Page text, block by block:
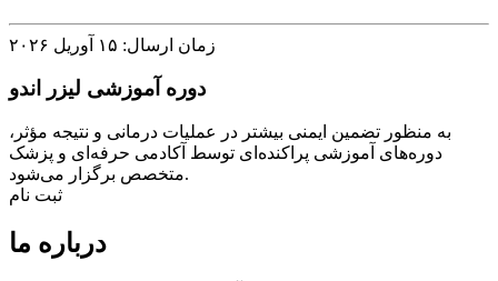
زمان ارسال: ۱۵ آوریل ۲۰۲۶
دوره آموزشی لیزر اندو
به منظور تضمین ایمنی بیشتر در عملیات درمانی و نتیجه مؤثر،
دوره‌های آموزشی پراکنده‌ای توسط آکادمی حرفه‌ای و پزشک
متخصص برگزار می‌شود.
ثبت نام
درباره ما